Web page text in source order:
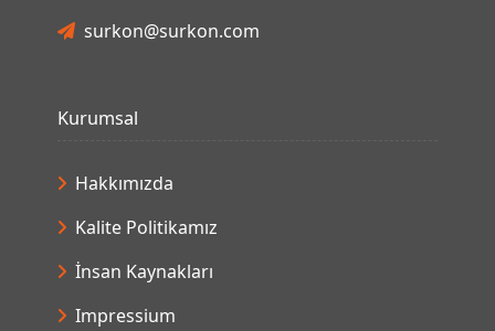
surkon@surkon.com
Kurumsal
Hakkımızda
Kalite Politikamız
İnsan Kaynakları
Impressium